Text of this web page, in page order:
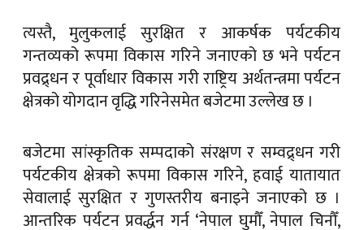
त्यस्तै, मुलुकलाई सुरक्षित र आकर्षक पर्यटकीय
गन्तव्यको रूपमा विकास गरिने जनाएको छ भने पर्यटन
प्रवद्र्धन र पूर्वाधार विकास गरी राष्ट्रिय अर्थतन्त्रमा पर्यटन
क्षेत्रको योगदान वृद्धि गरिनेसमेत बजेटमा उल्लेख छ ।
बजेटमा सांस्कृतिक सम्पदाको संरक्षण र सम्वद्र्धन गरी
पर्यटकीय क्षेत्रको रूपमा विकास गरिने, हवाई यातायात
सेवालाई सुरक्षित र गुणस्तरीय बनाइने जनाएको छ ।
आन्तरिक पर्यटन प्रवर्द्धन गर्न ‘नेपाल घुमौँ, नेपाल चिनौँ,